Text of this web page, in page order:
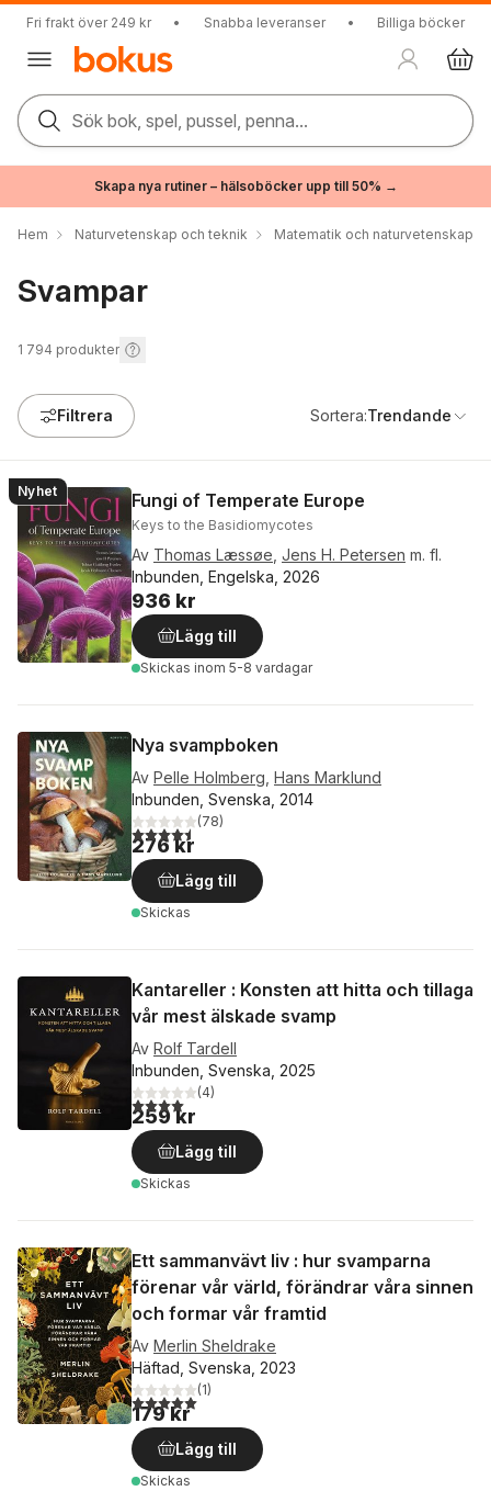
Fri frakt över 249 kr • Snabba leveranser • Billiga böcker
Sök bok, spel, pussel, penna...
Skapa nya rutiner – hälsoböcker upp till 50% →
Hem Naturvetenskap och teknik Matematik och naturvetenskap
Svampar
1 794 produkter
Filtrera Sortera:Trendande
Nyhet Fungi of Temperate Europe
Keys to the Basidiomycotes
Av Thomas Læssøe Jens H. Petersen m. fl.
Inbunden, Engelska, 2026
936 kr
Lägg till
Skickas inom 5-8 vardagar
Nya svampboken
Av Pelle Holmberg Hans Marklund
Inbunden, Svenska, 2014
4,5utav 5 stjärnor. Totalt antal röster:
(78)
276 kr
Lägg till
Skickas
Kantareller : Konsten att hitta och tillaga
vår mest älskade svamp
Av Rolf Tardell
Inbunden, Svenska, 2025
4,0utav 5 stjärnor. Totalt antal röster:
(4)
259 kr
Lägg till
Skickas
Ett sammanvävt liv : hur svamparna
förenar vår värld, förändrar våra sinnen
och formar vår framtid
Av Merlin Sheldrake
Häftad, Svenska, 2023
5,0utav 5 stjärnor. Totalt antal röster:
(1)
179 kr
Lägg till
Skickas